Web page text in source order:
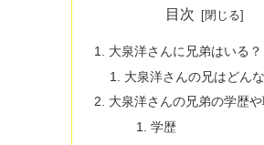
目次
大泉洋さんに兄弟はいる？
大泉洋さんの兄はどん
大泉洋さんの兄弟の学歴や
学歴